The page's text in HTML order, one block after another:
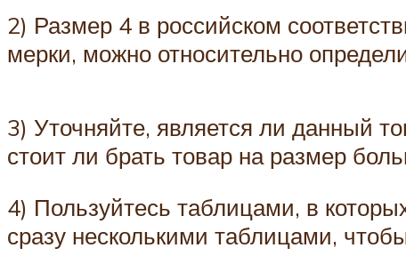
2) Размер 4 в российском
мерки, можно относительно
3) Уточняйте, является ли данный
стоит ли брать товар на размер
4) Пользуйтесь таблицами, в
сразу несколькими таблицами,